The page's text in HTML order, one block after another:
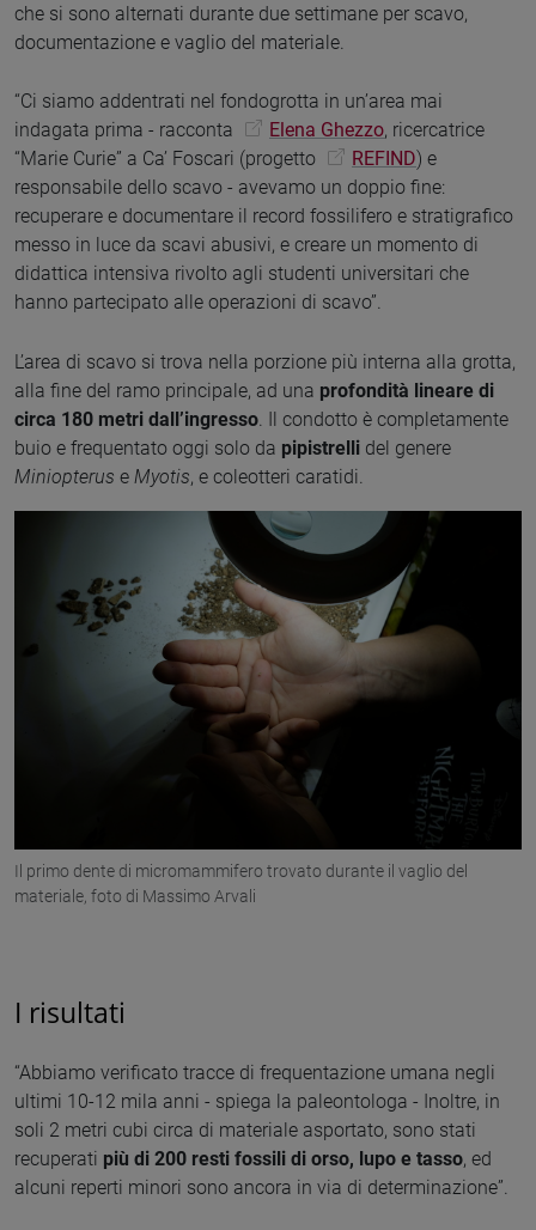
che si sono alternati durante due settimane per scavo,
documentazione e vaglio del materiale.
“Ci siamo addentrati nel fondogrotta in un’area mai
indagata prima - racconta
Elena Ghezzo, ricercatrice
“Marie Curie” a Ca’ Foscari (progetto
REFIND) e
responsabile dello scavo - avevamo un doppio fine:
recuperare e documentare il record fossilifero e stratigrafico
messo in luce da scavi abusivi, e creare un momento di
didattica intensiva rivolto agli studenti universitari che
hanno partecipato alle operazioni di scavo”.
L’area di scavo si trova nella porzione più interna alla grotta,
alla fine del ramo principale, ad una profondità lineare di
circa 180 metri dall’ingresso. Il condotto è completamente
buio e frequentato oggi solo da pipistrelli del genere
Miniopterus e Myotis, e coleotteri caratidi.
Il primo dente di micromammifero trovato durante il vaglio del
materiale, foto di Massimo Arvali
I risultati
“Abbiamo verificato tracce di frequentazione umana negli
ultimi 10-12 mila anni - spiega la paleontologa - Inoltre, in
soli 2 metri cubi circa di materiale asportato, sono stati
recuperati più di 200 resti fossili di orso, lupo e tasso, ed
alcuni reperti minori sono ancora in via di determinazione”.